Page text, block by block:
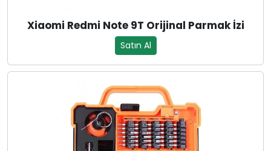
Xiaomi Redmi Note 9T Orijinal Parmak İzi
Satın Al